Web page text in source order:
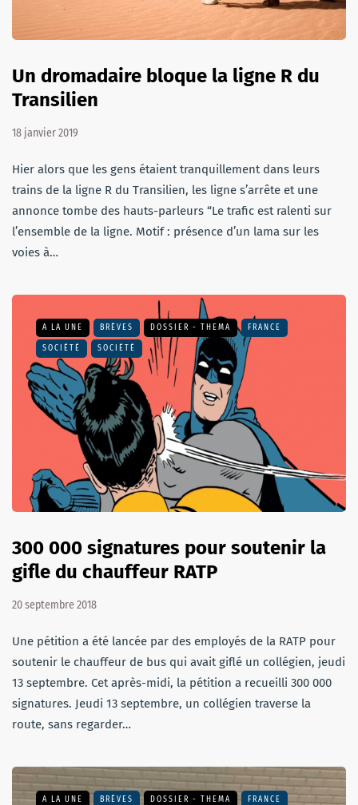
Un dromadaire bloque la ligne R du
Transilien
18 janvier 2019
Hier alors que les gens étaient tranquillement dans leurs
trains de la ligne R du Transilien, les ligne s’arrête et une
annonce tombe des hauts-parleurs “Le trafic est ralenti sur
l’ensemble de la ligne. Motif : présence d’un lama sur les
voies à…
A LA UNE BRÈVES DOSSIER - THEMA FRANCE
SOCIÉTÉ SOCIÉTÉ
300 000 signatures pour soutenir la
gifle du chauffeur RATP
20 septembre 2018
Une pétition a été lancée par des employés de la RATP pour
soutenir le chauffeur de bus qui avait giflé un collégien, jeudi
13 septembre. Cet après-midi, la pétition a recueilli 300 000
signatures. Jeudi 13 septembre, un collégien traverse la
route, sans regarder…
A LA UNE BRÈVES DOSSIER - THEMA FRANCE